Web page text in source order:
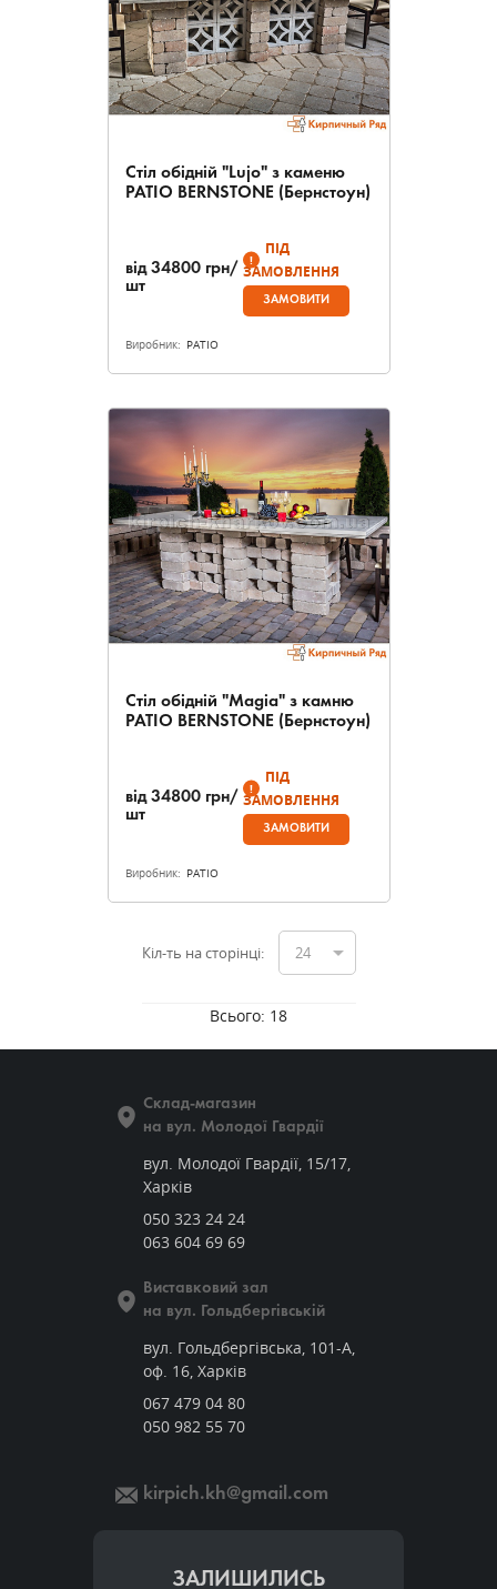
Стіл обідній "Lujo" з каменю
PATIO BERNSTONE (Бернстоун)
від 34800 грн/
шт
ПІД
ЗАМОВЛЕННЯ
ЗАМОВИТИ
Виробник: PATIO
Стіл обідній "Magia" з камню
PATIO BERNSTONE (Бернстоун)
від 34800 грн/
шт
ПІД
ЗАМОВЛЕННЯ
ЗАМОВИТИ
Виробник: PATIO
Кіл-ть на сторінці: 24
Всього: 18
Склад-магазин
на вул. Молодої Гвардії
вул. Молодої Гвардії, 15/17,
Харків
050 323 24 24
063 604 69 69
Виставковий зал
на вул. Гольдбергівській
вул. Гольдбергівська, 101-А,
оф. 16, Харків
067 479 04 80
050 982 55 70
kirpich.kh@gmail.com
ЗАЛИШИЛИСЬ